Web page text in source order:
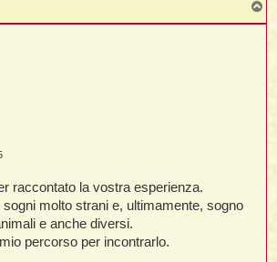
raccontato la vostra esperienza.
molto strani e, ultimamente, sogno
e anche diversi.
percorso per incontrarlo.